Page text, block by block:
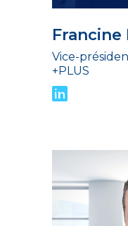
Francine
Vice-
+PLUS